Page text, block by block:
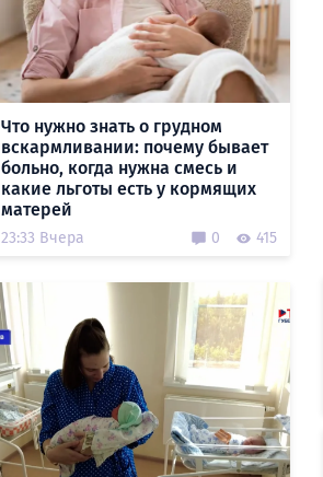
Что нужно знать о грудном
вскармливании: почему бывает
больно, когда нужна смесь и
какие льготы есть у кормящих
матерей
23:33 Вчера 0 415